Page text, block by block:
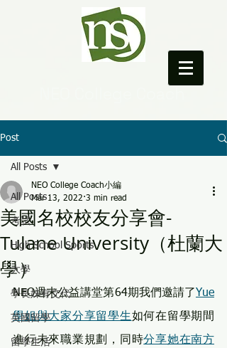
Post
All Posts
考試
High School Sports
大學
學長姊有交代
英國留學
留學生活
All Posts
美國名校校友分享會-
Tulane University（杜蘭大
學）
NEO College Coach小編
Mar 13, 2022 3 min read
NEO週末公益講堂第64期我們邀請了 Yue
學姐與大家分享留學生如何在留學期間
進行未來職業規劃，同時分享她在南方